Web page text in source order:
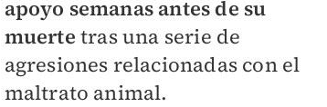
apoyo semanas antes de su
muerte tras una serie de
agresiones relacionadas con el
maltrato animal.